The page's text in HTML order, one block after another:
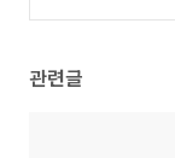
관련글